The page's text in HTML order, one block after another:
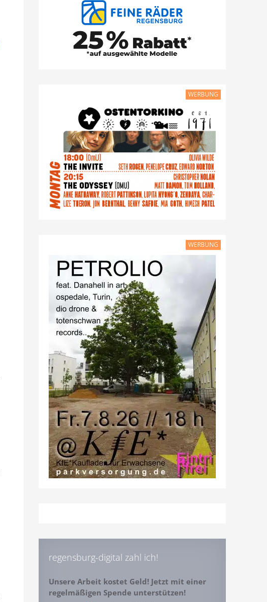
WERBUNG
WERBUNG
regensburg-digital zahl ich!
Unsere Arbeit kostet Geld! Jetzt mit einer
regelmäßigen Spende unterstützen!